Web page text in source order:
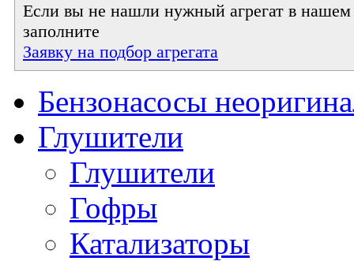
Если вы не нашли нужный агрегат в нашем
заполните
Заявку на подбор агрегата
Бензонасосы
Глушители
Глушители
Гофры
Катализаторы